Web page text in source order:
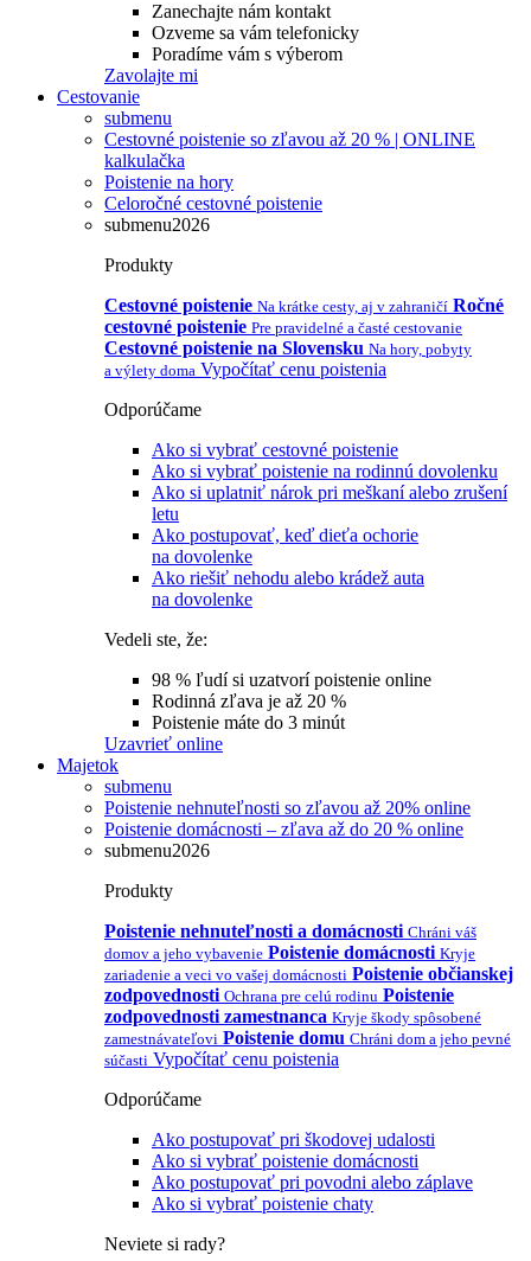
Zanechajte nám kontakt
Ozveme sa vám telefonicky
Poradíme vám s výberom
Zavolajte mi
Cestovanie
submenu
Cestovné poistenie so zľavou až 20 % | ONLINE
kalkulačka
Poistenie na hory
Celoročné cestovné poistenie
submenu2026
Produkty
Cestovné poistenie Na krátke cesty, aj v zahraničí Ročné
cestovné poistenie Pre pravidelné a časté cestovanie
Cestovné poistenie na Slovensku Na hory, pobyty
a výlety doma Vypočítať cenu poistenia
Odporúčame
Ako si vybrať cestovné poistenie
Ako si vybrať poistenie na rodinnú dovolenku
Ako si uplatniť nárok pri meškaní alebo zrušení
letu
Ako postupovať, keď dieťa ochorie
na dovolenke
Ako riešiť nehodu alebo krádež auta
na dovolenke
Vedeli ste, že:
98 % ľudí si uzatvorí poistenie online
Rodinná zľava je až 20 %
Poistenie máte do 3 minút
Uzavrieť online
Majetok
submenu
Poistenie nehnuteľnosti so zľavou až 20% online
Poistenie domácnosti – zľava až do 20 % online
submenu2026
Produkty
Poistenie nehnuteľnosti a domácnosti Chráni váš
domov a jeho vybavenie Poistenie domácnosti Kryje
zariadenie a veci vo vašej domácnosti Poistenie občianskej
zodpovednosti Ochrana pre celú rodinu Poistenie
zodpovednosti zamestnanca Kryje škody spôsobené
zamestnávateľovi Poistenie domu Chráni dom a jeho pevné
súčasti Vypočítať cenu poistenia
Odporúčame
Ako postupovať pri škodovej udalosti
Ako si vybrať poistenie domácnosti
Ako postupovať pri povodni alebo záplave
Ako si vybrať poistenie chaty
Neviete si rady?